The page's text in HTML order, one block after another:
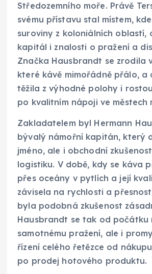
Středozemního moře. Právě
svému přístavu stal místem,
suroviny z koloniálních oblastí,
kapitál i znalosti o pražení a
Značka Hausbrandt se zrodila
které kávě mimořádně přálo, a
těžila z výhodné polohy i
po kvalitním nápoji ve městech
Zakladatelem byl Hermann
bývalý námořní kapitán, který
jméno, ale i obchodní
logistiku. V době, kdy se káva
přes oceány v pytlích a její
závisela na rychlosti a
byla podobná zkušenost
Hausbrandt se tak od počátku
samotnému pražení, ale i
řízení celého řetězce od
po prodej hotového produktu.